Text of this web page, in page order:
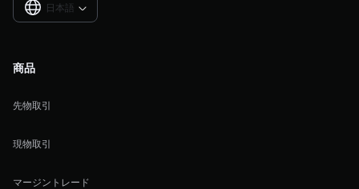
日本語 
商品
先物取引
現物取引
マージントレード